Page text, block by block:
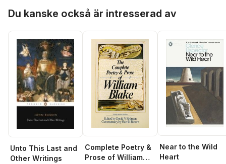
Du kanske också är intresserad av
Unto This Last and
Other Writings
Complete Poetry &
Prose of William
Near to the Wild
Heart